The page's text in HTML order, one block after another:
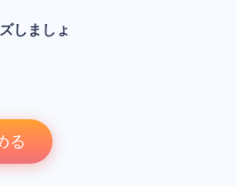
しましょ
る